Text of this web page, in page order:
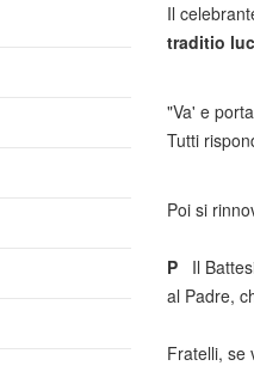
Il
traditio
"Va' e
Tutti
Poi si
PIl
al Padre,
Fratelli, se